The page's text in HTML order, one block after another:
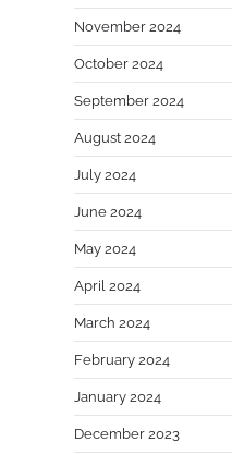
November 2024
October 2024
September 2024
August 2024
July 2024
June 2024
May 2024
April 2024
March 2024
February 2024
January 2024
December 2023